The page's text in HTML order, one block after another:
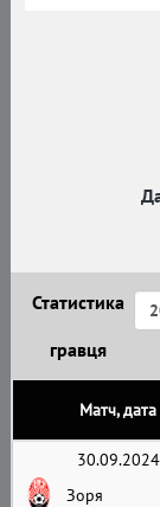
Статистика
гравця
Матч, дата
30.09.2024
Зоря